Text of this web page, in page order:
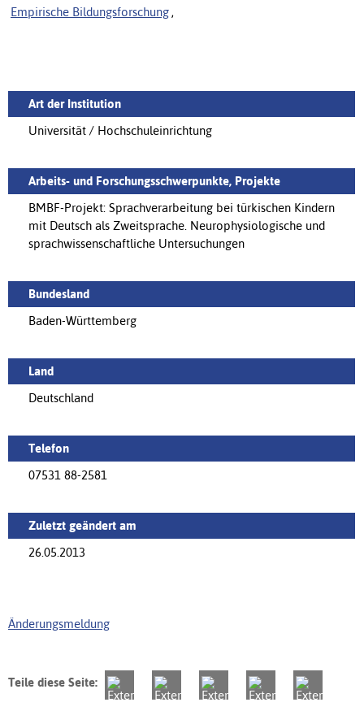
Empirische Bildungsforschung ,
Art der Institution
Universität / Hochschuleinrichtung
Arbeits- und Forschungsschwerpunkte, Projekte
BMBF-Projekt: Sprachverarbeitung bei türkischen Kindern
mit Deutsch als Zweitsprache. Neurophysiologische und
sprachwissenschaftliche Untersuchungen
Bundesland
Baden-Württemberg
Land
Deutschland
Telefon
07531 88-2581
Zuletzt geändert am
26.05.2013
Änderungsmeldung
Teile diese Seite: